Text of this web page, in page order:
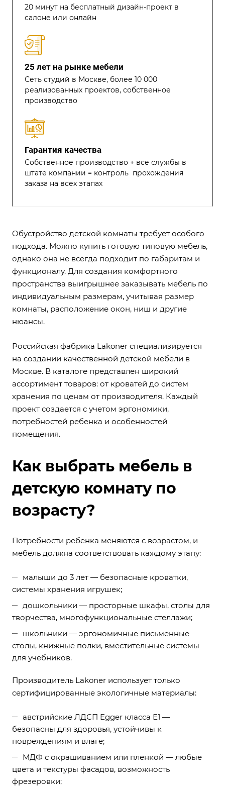
20 минут на бесплатный дизайн-проект в
салоне или онлайн
25 лет на рынке мебели
Сеть студий в Москве, более 10 000
реализованных проектов, собственное
производство
Гарантия качества
Собственное производство + все службы в
штате компании = контроль прохождения
заказа на всех этапах
Обустройство детской комнаты требует особого
подхода. Можно купить готовую типовую мебель,
однако она не всегда подходит по габаритам и
функционалу. Для создания комфортного
пространства выигрышнее заказывать мебель по
индивидуальным размерам, учитывая размер
комнаты, расположение окон, ниш и другие
нюансы.
Российская фабрика Lakoner специализируется
на создании качественной детской мебели в
Москве. В каталоге представлен широкий
ассортимент товаров: от кроватей до систем
хранения по ценам от производителя. Каждый
проект создается с учетом эргономики,
потребностей ребенка и особенностей
помещения.
Как выбрать мебель в
детскую комнату по
возрасту?
Потребности ребенка меняются с возрастом, и
мебель должна соответствовать каждому этапу:
малыши до 3 лет — безопасные кроватки,
системы хранения игрушек;
дошкольники — просторные шкафы, столы для
творчества, многофункциональные стеллажи;
школьники — эргономичные письменные
столы, книжные полки, вместительные системы
для учебников.
Производитель Lakoner использует только
сертифицированные экологичные материалы:
австрийские ЛДСП Egger класса Е1 —
безопасны для здоровья, устойчивы к
повреждениям и влаге;
МДФ с окрашиванием или пленкой — любые
цвета и текстуры фасадов, возможность
фрезеровки;